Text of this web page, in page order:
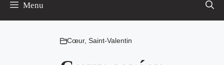
Menu
Cœur, Saint-Valentin